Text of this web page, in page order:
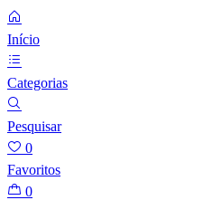
Início
Categorias
Pesquisar
0
Favoritos
0